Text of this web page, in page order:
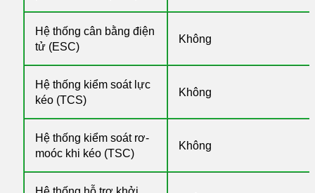
Hệ thống cân bằng điện
tử (ESC)
Không
Hệ thống kiểm soát lực
kéo (TCS)
Không
Hệ thống kiểm soát rơ-
moóc khi kéo (TSC)
Không